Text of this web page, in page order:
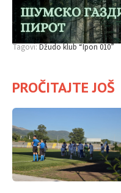
Tagovi:Džudo klub “Ipon 010”
PROČITAJTE JOŠ